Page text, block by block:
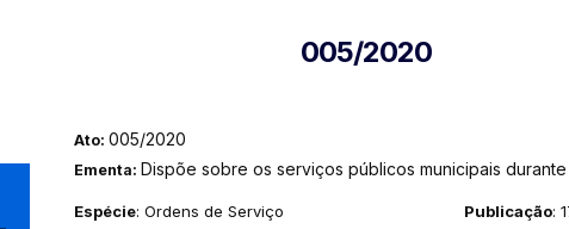
005/2020
Ato: 005/2020
Ementa: Dispõe sobre os serviços públicos municipais
Espécie: Ordens de Serviço Publicação: